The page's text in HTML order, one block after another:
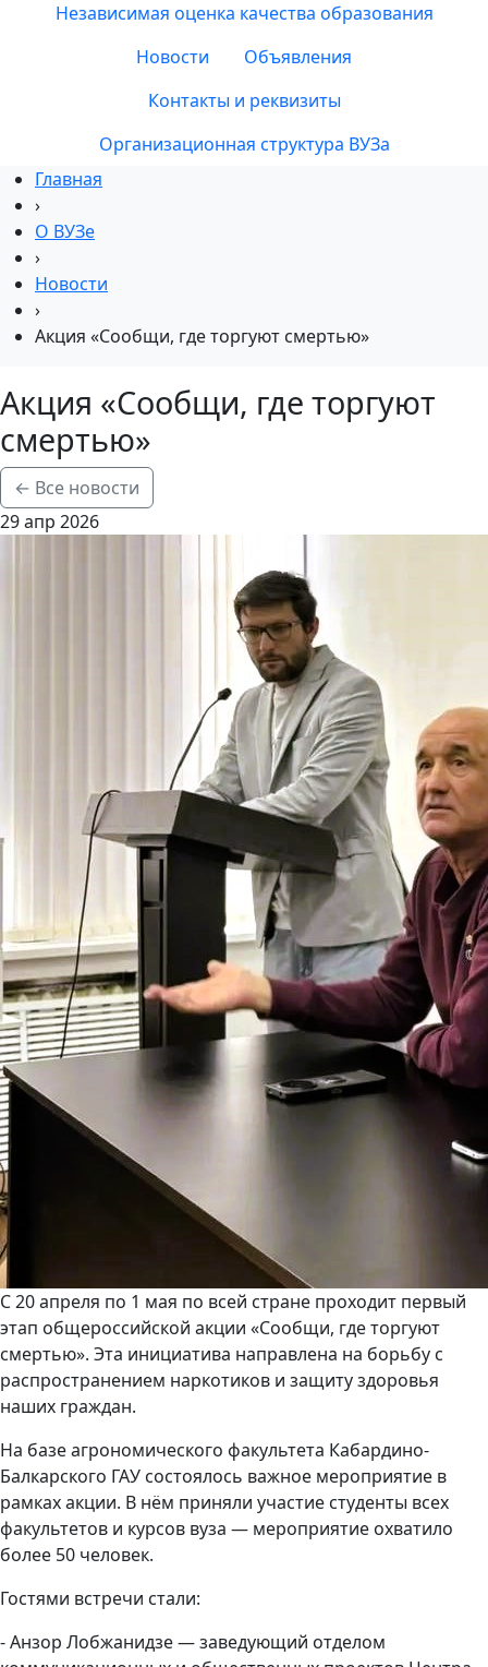
Независимая оценка качества образования
Новости
Объявления
Контакты и реквизиты
Организационная структура ВУЗа
Главная
›
О ВУЗе
›
Новости
›
Акция «Сообщи, где торгуют смертью»
Акция «Сообщи, где торгуют
смертью»
← Все новости
29 апр 2026
С 20 апреля по 1 мая по всей стране проходит первый
этап общероссийской акции «Сообщи, где торгуют
смертью». Эта инициатива направлена на борьбу с
распространением наркотиков и защиту здоровья
наших граждан.
На базе агрономического факультета Кабардино-
Балкарского ГАУ состоялось важное мероприятие в
рамках акции. В нём приняли участие студенты всех
факультетов и курсов вуза — мероприятие охватило
более 50 человек.
Гостями встречи стали:
- Анзор Лобжанидзе — заведующий отделом